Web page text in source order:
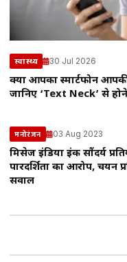
स्वास्थ्य 30 Jul 2026
क्या आपका स्मार्टफोन
जानिए ‘Text Neck’ से
मनोरंजन 03 Aug 2023
मिसेज इंडिया इंक सौंदर्य
पारदर्शिता का आरोप, चयन
सवाल